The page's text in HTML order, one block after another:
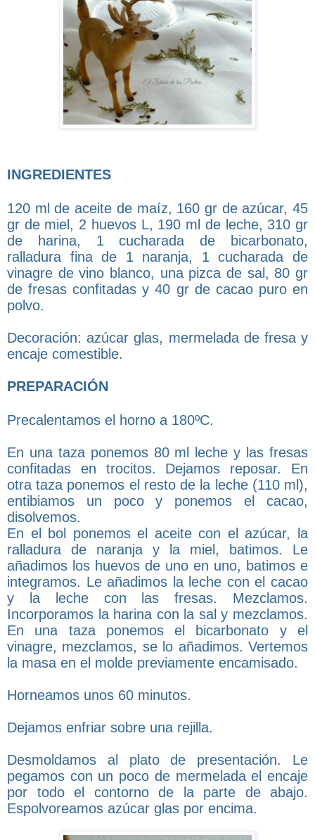
INGREDIENTES
120 ml de aceite de maíz, 160 gr de azúcar, 45
gr de miel, 2 huevos L, 190 ml de leche, 310 gr
de harina, 1 cucharada de bicarbonato,
ralladura fina de 1 naranja, 1 cucharada de
vinagre de vino blanco, una pizca de sal, 80 gr
de fresas confitadas y 40 gr de cacao puro en
polvo.
Decoración: azúcar glas, mermelada de fresa y
encaje comestible.
PREPARACIÓN
Precalentamos el horno a 180ºC.
En una taza ponemos 80 ml leche y las fresas
confitadas en trocitos. Dejamos reposar. En
otra taza ponemos el resto de la leche (110 ml),
entibiamos un poco y ponemos el cacao,
disolvemos.
En el bol ponemos el aceite con el azúcar, la
ralladura de naranja y la miel, batimos. Le
añadimos los huevos de uno en uno, batimos e
integramos. Le añadimos la leche con el cacao
y la leche con las fresas. Mezclamos.
Incorporamos la harina con la sal y mezclamos.
En una taza ponemos el bicarbonato y el
vinagre, mezclamos, se lo añadimos. Vertemos
la masa en el molde previamente encamisado.
Horneamos unos 60 minutos.
Dejamos enfriar sobre una rejilla.
Desmoldamos al plato de presentación. Le
pegamos con un poco de mermelada el encaje
por todo el contorno de la parte de abajo.
Espolvoreamos azúcar glas por encima.